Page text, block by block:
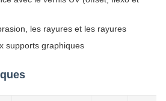
les rayures et les rayures
supports graphiques